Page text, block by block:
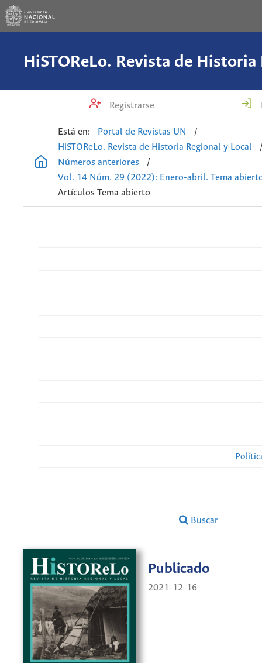
Registrarse
Está en: Portal de Revistas UN
/
HiSTOReLo. Revista de Historia Regional y Local
Números anteriores
/
Vol. 14 Núm. 29 (2022): Enero-abril. Tema
Artículos Tema abierto
Buscar
Publicado
2021-12-16